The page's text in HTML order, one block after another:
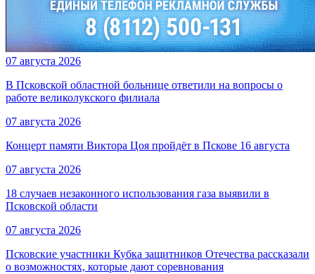
07 августа 2026
В Псковской областной больнице ответили на вопросы о
работе великолукского филиала
07 августа 2026
Концерт памяти Виктора Цоя пройдёт в Пскове 16 августа
07 августа 2026
18 случаев незаконного использования газа выявили в
Псковской области
07 августа 2026
Псковские участники Кубка защитников Отечества рассказали
о возможностях, которые дают соревнования